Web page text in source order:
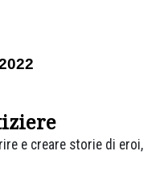
e creare storie di eroi,